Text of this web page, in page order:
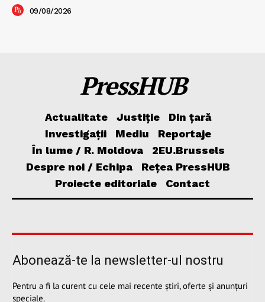
09/08/2026
PressHUB
Actualitate Justiție
Din țară
Investigații
Mediu
Reportaje
În lume / R. Moldova
2EU.Brussels
Despre noi / Echipa
Rețea PressHUB
Proiecte editoriale
Contact
Abonează-te la newsletter-ul nostru
Pentru a fi la curent cu cele mai recente știri, oferte și anunțuri
speciale.